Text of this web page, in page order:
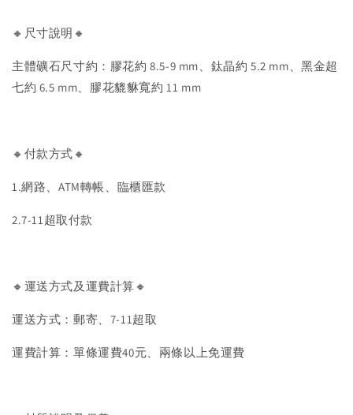
🔸尺寸說明🔸
主體礦石尺寸約：膠花約 8.5-9 mm、鈦晶約 5.2 mm、黑金超
七約 6.5 mm、膠花貔貅寬約 11 mm
🔸付款方式🔸
1.網路、ATM轉帳、臨櫃匯款
2.7-11超取付款
🔸運送方式及運費計算🔸
運送方式：郵寄、7-11超取
運費計算：單條運費40元、兩條以上免運費